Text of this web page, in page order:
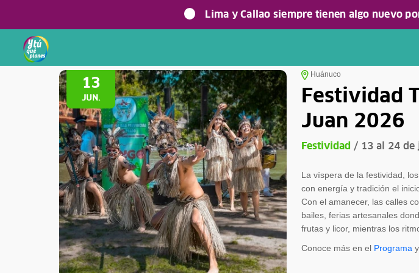
Lima y Callao siempre tienen algo nuevo
Volver a Festividades
13
JUN.
Huánuco
Festividad
Juan 2026
Festividad / 13 al 24 de
La víspera de la festividad,
con energía y tradición el
Con el amanecer, las calles
bailes, ferias artesanales
frutas y licor, mientras los
Conoce más en el Programa